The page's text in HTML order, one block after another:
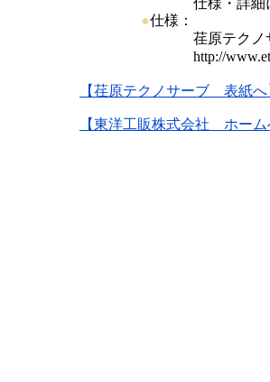
●仕様：
仕様・詳細
荏原テク
http://
【荏原テクノサーブ 表紙へ
【東洋工販株式会社 ホーム